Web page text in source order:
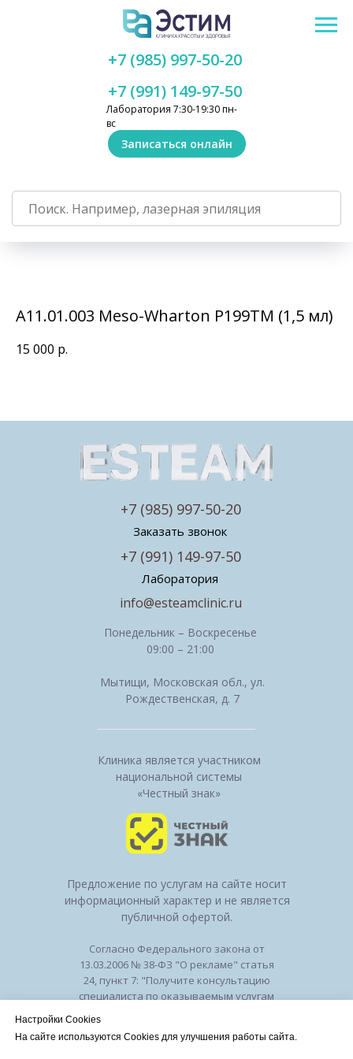
Лаборатория 7:30-19:30 пн-
вс
+7 (991) 149-97-50
+7 (985) 997-50-20
Записаться онлайн
А11.01.003 Meso-Wharton P199TM (1,5 мл)
15 000 р.
Клиника является участником
национальной системы
«Честный знак»
Понедельник – Воскресенье
09:00 – 21:00
Мытищи, Московская обл., ул.
Рождественская, д. 7
Заказать звонок
Лаборатория
info@esteamclinic.ru
+7 (991) 149-97-50
+7 (985) 997-50-20
Предложение по услугам на сайте носит
информационный характер и не является
публичной офертой.
Согласно Федерального закона от
13.03.2006 № 38-ФЗ "О рекламе" статья
24, пункт 7: "Получите консультацию
специалиста по оказываемым услугам
медицинской деятельности № ЛО-50-01-
Настройки Cookies
На сайте используются Cookies для улучшения работы сайта.